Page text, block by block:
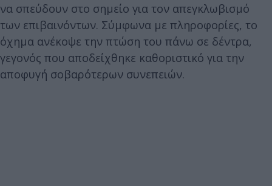
να σπεύδουν στο σημείο για τον απεγκλωβισμό
των επιβαινόντων. Σύμφωνα με πληροφορίες, το
όχημα ανέκοψε την πτώση του πάνω σε δέντρα,
γεγονός που αποδείχθηκε καθοριστικό για την
αποφυγή σοβαρότερων συνεπειών.